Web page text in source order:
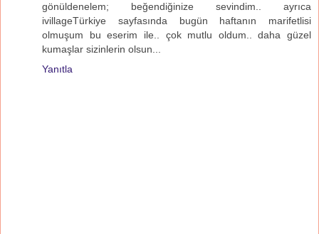
gönüldenelem; beğendiğinize sevindim.. ayrıca
ivillageTürkiye sayfasında bugün haftanın marifetlisi
olmuşum bu eserim ile.. çok mutlu oldum.. daha güzel
kumaşlar sizinlerin olsun...
Yanıtla